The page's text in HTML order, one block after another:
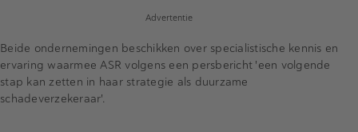
Advertentie
Beide ondernemingen beschikken over specialistische kennis en
ervaring waarmee ASR volgens een persbericht 'een volgende
stap kan zetten in haar strategie als duurzame
schadeverzekeraar'.